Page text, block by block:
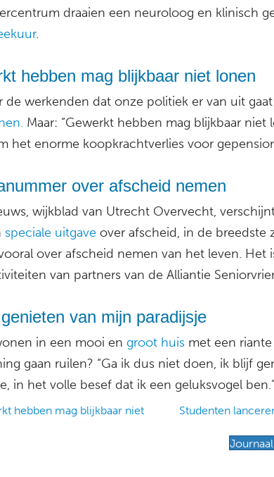
draaien een neuroloog en klinisch
.
hebben mag blijkbaar niet lonen
de werkenden dat onze politiek er van uit
Maar: “Gewerkt hebben mag blijkbaar niet
het enorme koopkrachtverlies voor
over afscheid nemen
wijkblad van Utrecht Overvecht,
speciale uitgave over afscheid, in de breedste
over afscheid nemen van het leven. Het
van partners van de Alliantie
van mijn paradijsje
in een mooi en groot huis met een
gaan ruilen? “Ga ik dus niet doen, ik blijf
in het volle besef dat ik een geluksvogel ben.”
hebben mag blijkbaar niet
Studenten